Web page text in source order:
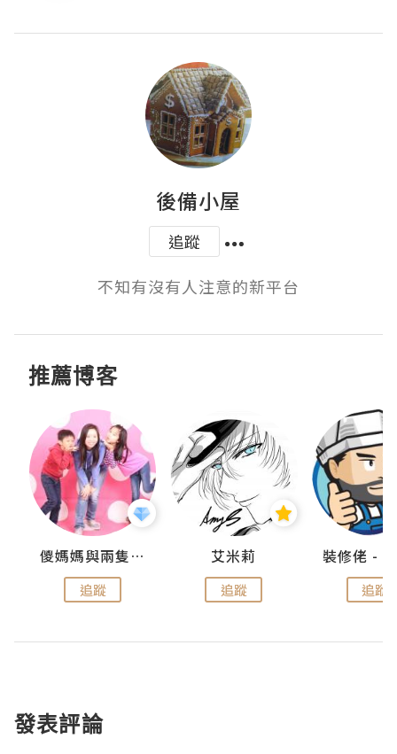
後備小屋
追蹤
不知有沒有人注意的新平台
推薦博客
儍媽媽與兩隻小魔怪之家
追蹤
艾米莉
追蹤 追蹤
發表評論